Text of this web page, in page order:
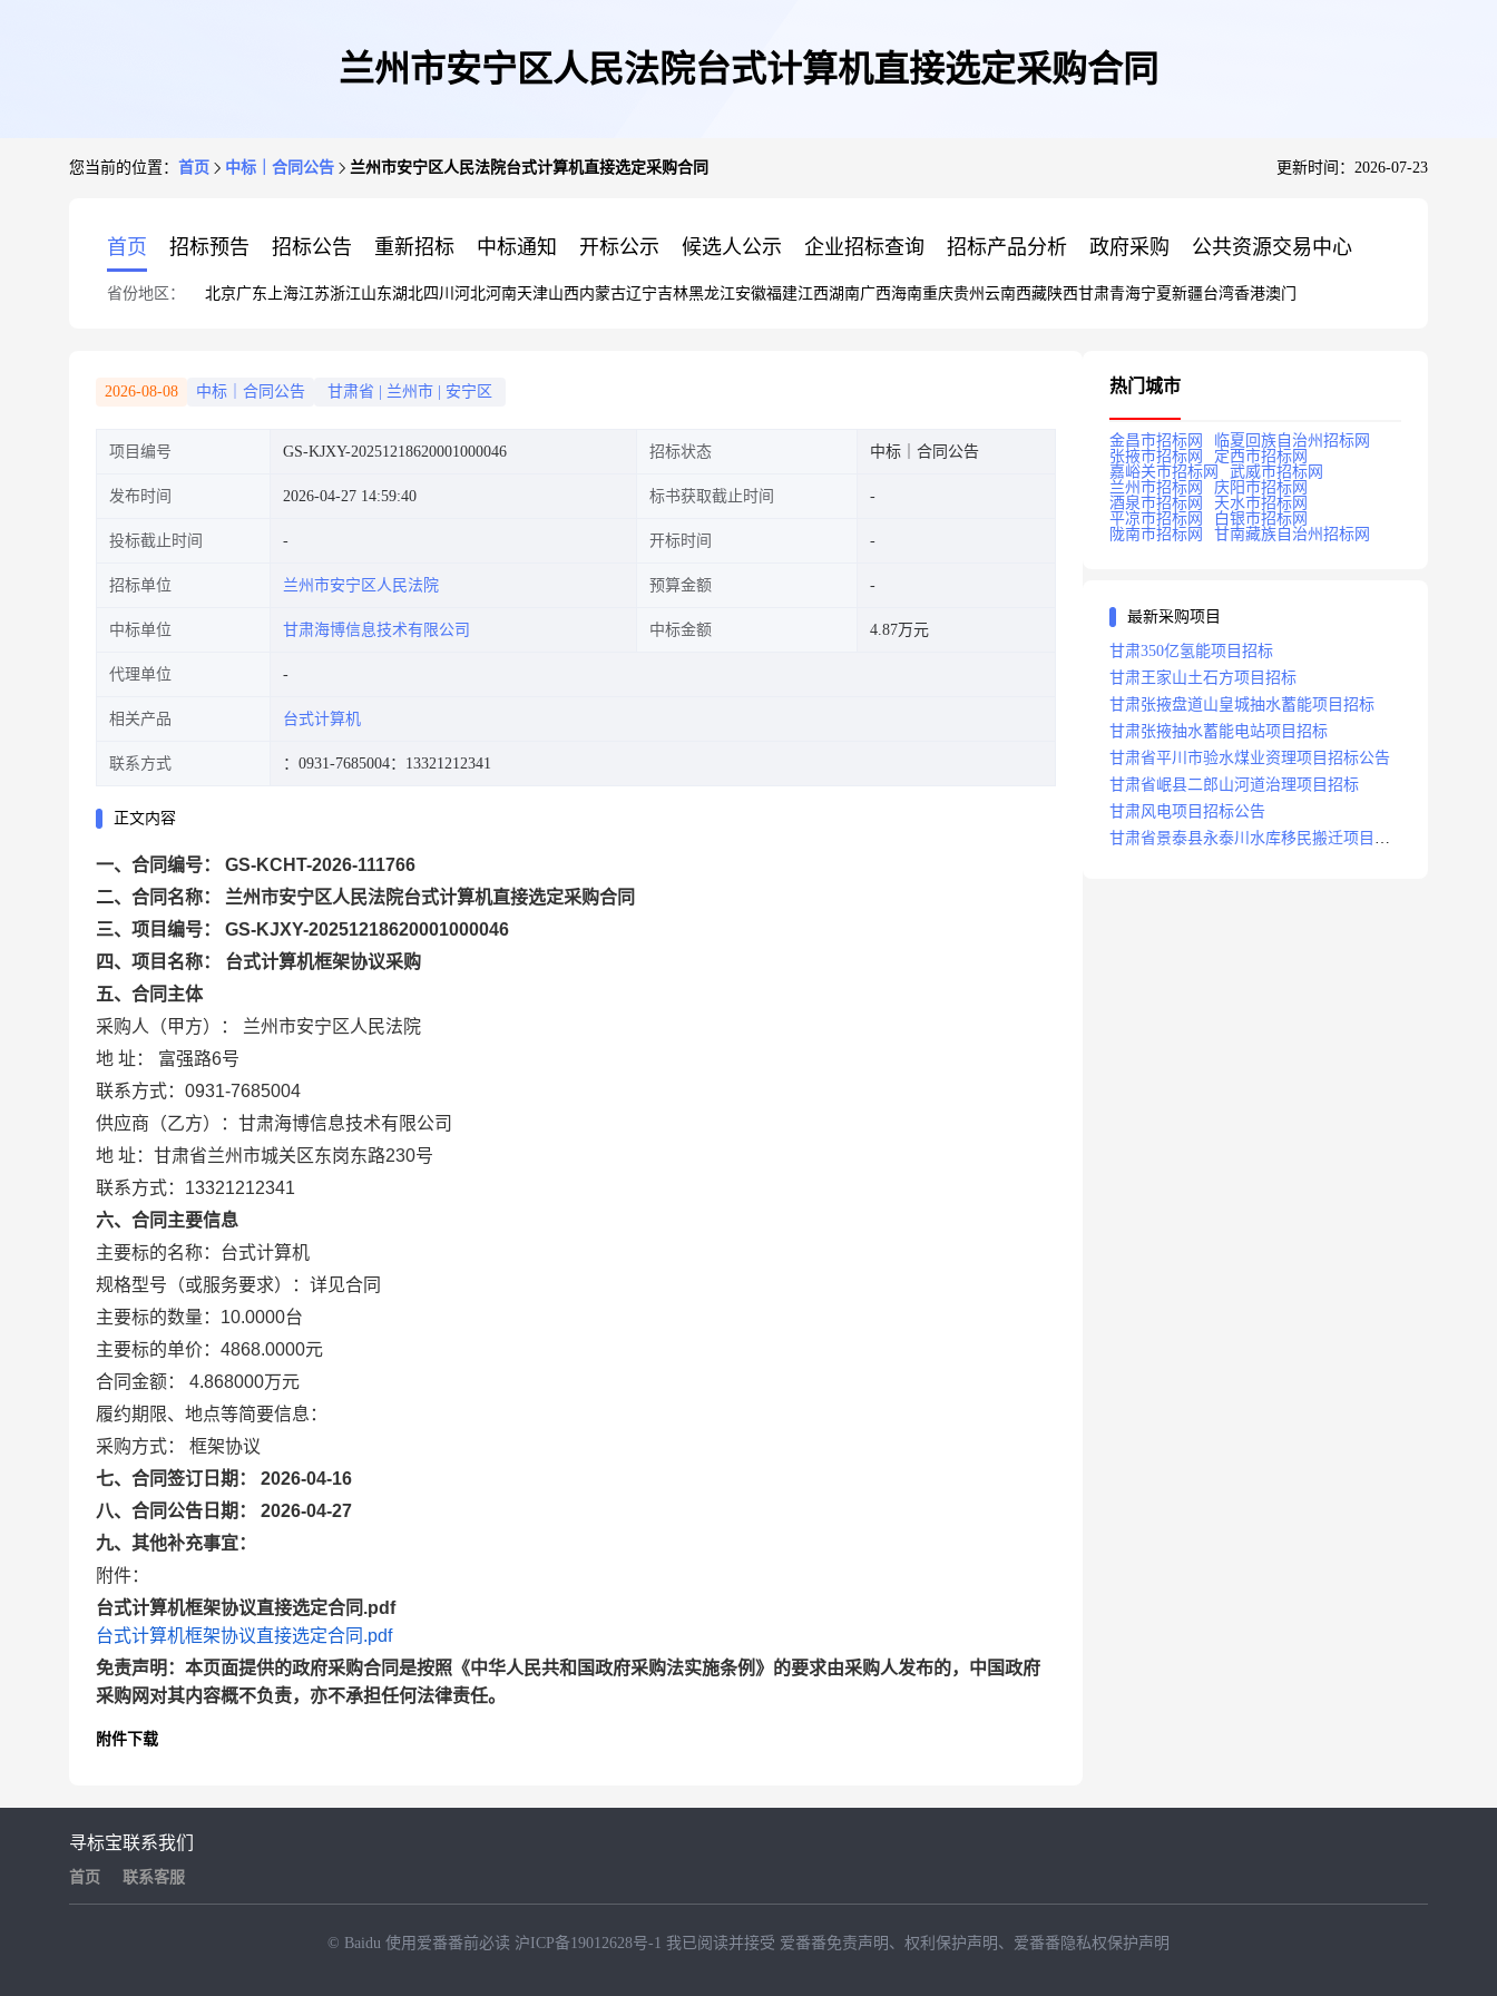
兰州市安宁区人民法院台式计算机直接选定采购合同
您当前的位置： 首页 中标｜合同公告 兰州市安宁区人民法院台式计算机直接选定采购合同 更新时间：2026-07-23
首页 招标预告 招标公告 重新招标 中标通知 开标公示 候选人公示 企业招标查询 招标产品分析 政府采购 公共资源交易中心
省份地区： 北京广东 上海江苏浙江山东湖北四川 河北河南天津山西内蒙古辽宁吉林黑龙江安徽福建江西湖南广西海南重庆贵州 云南西藏陕西甘肃青海宁夏新疆台湾香港澳门
2026-08-08 中标｜合同公告 甘肃省 兰州市 安宁区
项目编号 GS-KJXY-20251218620001000046 招标状态 中标｜合同公告
发布时间 2026-04-27 14:59:40 标书获取截止时间
投标截止时间 开标时间
招标单位 兰州市安宁区人民法院 预算金额
中标单位 甘肃海博信息技术有限公司 中标金额 4.87万元
代理单位
相关产品 台式计算机
联系方式 ：0931-7685004：13321212341
正文内容
一、合同编号： GS-KCHT-2026-111766
二、合同名称： 兰州市安宁区人民法院台式计算机直接选定采购合同
三、项目编号： GS-KJXY-20251218620001000046
四、项目名称： 台式计算机框架协议采购
五、合同主体
采购人（甲方）： 兰州市安宁区人民法院
地 址： 富强路6号
联系方式：0931-7685004
供应商（乙方）：甘肃海博信息技术有限公司
地 址：甘肃省兰州市城关区东岗东路230号
联系方式：13321212341
六、合同主要信息
主要标的名称：台式计算机
规格型号（或服务要求）：详见合同
主要标的数量：10.0000台
主要标的单价：4868.0000元
合同金额： 4.868000万元
履约期限、地点等简要信息：
采购方式： 框架协议
七、合同签订日期： 2026-04-16
八、合同公告日期： 2026-04-27
九、其他补充事宜：
附件：
台式计算机框架协议直接选定合同.pdf
台式计算机框架协议直接选定合同.pdf
免责声明：本页面提供的政府采购合同是按照《中华人民共和国政府采购法实施条例》的要求由采购人发布的，中国政府
采购网对其内容概不负责，亦不承担任何法律责任。
附件下载
热门城市
金昌市招标网
临夏回族自治州招标网
张掖市招标网
定西市招标网
嘉峪关市招标网
武威市招标网
兰州市招标网
庆阳市招标网
酒泉市招标网
天水市招标网
平凉市招标网
白银市招标网
陇南市招标网
甘南藏族自治州招标网
最新采购项目
甘肃350亿氢能项目招标
甘肃王家山土石方项目招标
甘肃张掖盘道山皇城抽水蓄能项目招标
甘肃张掖抽水蓄能电站项目招标
甘肃省平川市验水煤业资理项目招标公告
甘肃省岷县二郎山河道治理项目招标
甘肃风电项目招标公告
甘肃省景泰县永泰川水库移民搬迁项目招
寻标宝
首页
联系我们
联系客服
© Baidu 使用爱番番前必读 沪ICP备19012628号-1 我已阅读并接受 爱番番免责声明 、 权利保护声明 、 爱番番隐私权保护声明